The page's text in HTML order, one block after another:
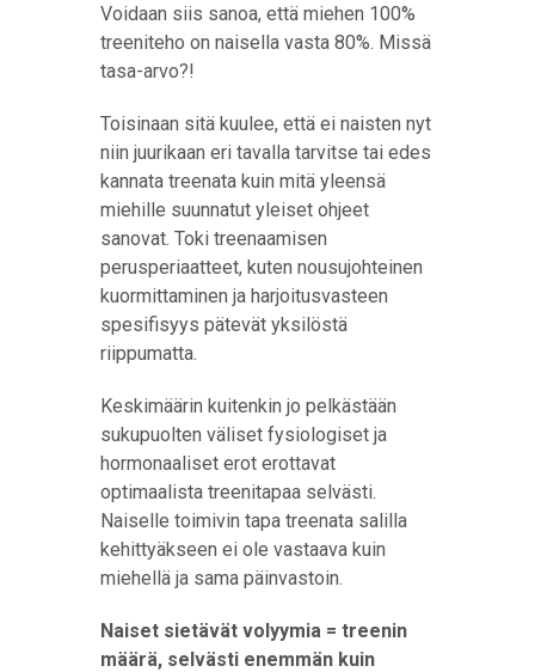
Voidaan siis sanoa, että miehen 100%
treeniteho on naisella vasta 80%. Missä
tasa-arvo?!
Toisinaan sitä kuulee, että ei naisten nyt
niin juurikaan eri tavalla tarvitse tai edes
kannata treenata kuin mitä yleensä
miehille suunnatut yleiset ohjeet
sanovat. Toki treenaamisen
perusperiaatteet, kuten nousujohteinen
kuormittaminen ja harjoitusvasteen
spesifisyys pätevät yksilöstä
riippumatta.
Keskimäärin kuitenkin jo pelkästään
sukupuolten väliset fysiologiset ja
hormonaaliset erot erottavat
optimaalista treenitapaa selvästi.
Naiselle toimivin tapa treenata salilla
kehittyäkseen ei ole vastaava kuin
miehellä ja sama päinvastoin.
Naiset sietävät volyymia = treenin
määrä, selvästi enemmän kuin